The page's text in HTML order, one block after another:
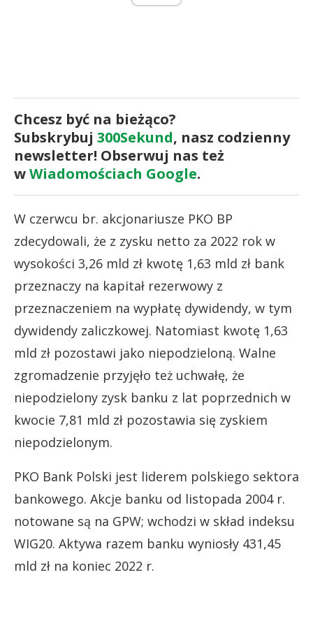
Chcesz być na bieżąco?
Subskrybuj 300Sekund, nasz codzienny
newsletter! Obserwuj nas też
wWiadomościach Google.
W czerwcu br. akcjonariusze PKO BP
zdecydowali, że z zysku netto za 2022 rok w
wysokości 3,26 mld zł kwotę 1,63 mld zł bank
przeznaczy na kapitał rezerwowy z
przeznaczeniem na wypłatę dywidendy, w tym
dywidendy zaliczkowej. Natomiast kwotę 1,63
mld zł pozostawi jako niepodzieloną. Walne
zgromadzenie przyjęło też uchwałę, że
niepodzielony zysk banku z lat poprzednich w
kwocie 7,81 mld zł pozostawia się zyskiem
niepodzielonym.
PKO Bank Polski jest liderem polskiego sektora
bankowego. Akcje banku od listopada 2004 r.
notowane są na GPW; wchodzi w skład indeksu
WIG20. Aktywa razem banku wyniosły 431,45
mld zł na koniec 2022 r.